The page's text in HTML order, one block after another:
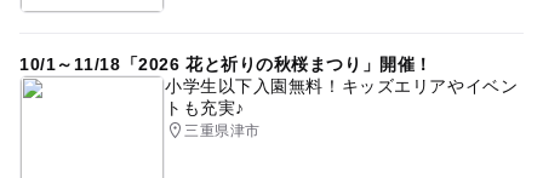
10/1～11/18「2026 花と祈りの秋桜まつり」開催！
小学生以下入園無料！キッズエリアやイベン
トも充実♪
三重県津市